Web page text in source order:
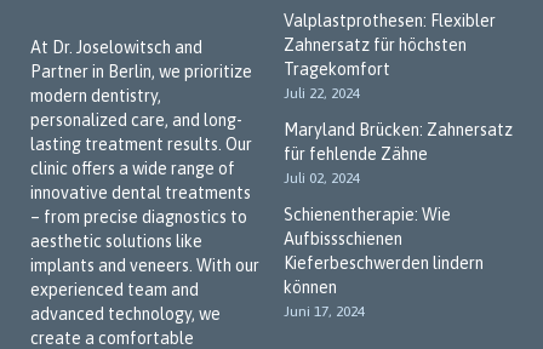
At Dr. Joselowitsch and
Partner in Berlin, we prioritize
modern dentistry,
personalized care, and long-
lasting treatment results. Our
clinic offers a wide range of
innovative dental treatments
– from precise diagnostics to
aesthetic solutions like
implants and veneers. With our
experienced team and
advanced technology, we
create a comfortable
Valplastprothesen: Flexibler
Zahnersatz für höchsten
Tragekomfort
Juli 22, 2024
Maryland Brücken: Zahnersatz
für fehlende Zähne
Juli 02, 2024
Schienentherapie: Wie
Aufbissschienen
Kieferbeschwerden lindern
können
Juni 17, 2024